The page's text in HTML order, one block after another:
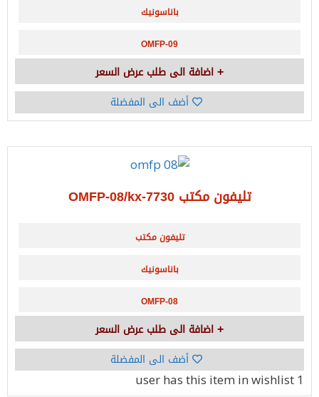
باناسونيك
OMFP-09
اضافة الى طلب عرض السعر
أضف الى المفضلة
تليفون مكتب OMFP-08/kx-7730
تليفون مكتب
باناسونيك
OMFP-08
اضافة الى طلب عرض السعر
أضف الى المفضلة
1 user
has this item in wishlist